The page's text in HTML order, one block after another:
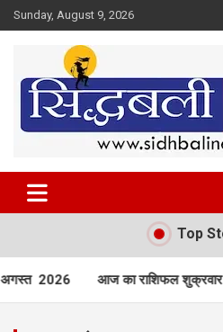
Skip
to
Sunday, August 9, 2026
Sidhbali News
Top
शुक्रवार 07 अगस्त 2026 आज का